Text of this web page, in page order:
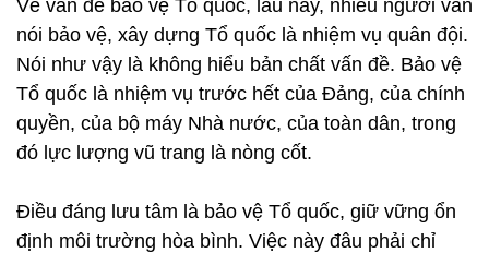
Về vấn đề bảo vệ Tổ quốc, lâu nay, nhiều người vẫn
nói bảo vệ, xây dựng Tổ quốc là nhiệm vụ quân đội.
Nói như vậy là không hiểu bản chất vấn đề. Bảo vệ
Tổ quốc là nhiệm vụ trước hết của Đảng, của chính
quyền, của bộ máy Nhà nước, của toàn dân, trong
đó lực lượng vũ trang là nòng cốt.
Điều đáng lưu tâm là bảo vệ Tổ quốc, giữ vững ổn
định môi trường hòa bình. Việc này đâu phải chỉ